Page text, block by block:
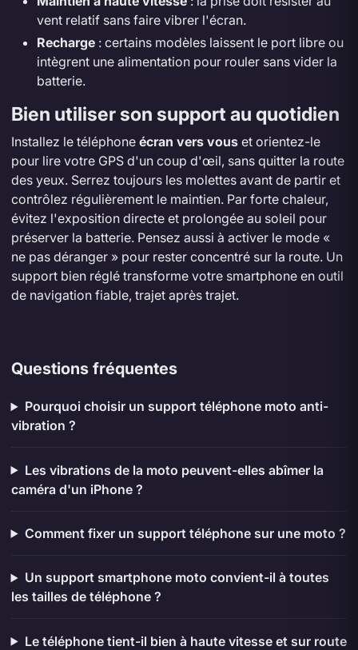
vent relatif sans faire vibrer l'écran.
Recharge: certains modèles laissent le port libre ou
intègrent une alimentation pour rouler sans vider la
batterie.
Bien utiliser son support au quotidien
Installez le téléphone écran vers vouset orientez-le
pour lire votre GPS d'un coup d'œil, sans quitter la route
des yeux. Serrez toujours les molettes avant de partir et
contrôlez régulièrement le maintien. Par forte chaleur,
évitez l'exposition directe et prolongée au soleil pour
préserver la batterie. Pensez aussi à activer le mode «
ne pas déranger » pour rester concentré sur la route. Un
support bien réglé transforme votre smartphone en outil
de navigation fiable, trajet après trajet.
Questions fréquentes
Pourquoi choisir un support téléphone moto anti-
vibration ?
Les vibrations de la moto peuvent-elles abîmer la
caméra d'un iPhone ?
Comment fixer un support téléphone sur une moto ?
Un support smartphone moto convient-il à toutes
les tailles de téléphone ?
Le téléphone tient-il bien à haute vitesse et sur route